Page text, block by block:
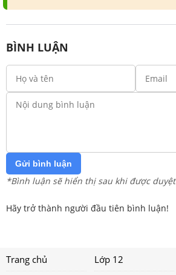
BÌNH LUẬN
Gửi bình luận
*Bình luận sẽ hiển thị sau khi được duyệt
Hãy trở thành người đầu tiên bình luận!
Trang chủ Lớp 12